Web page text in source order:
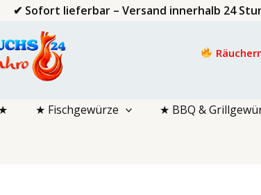
✔ Sofort lieferbar – Versand innerhalb 24
★ Fischgewürze ★ BBQ &